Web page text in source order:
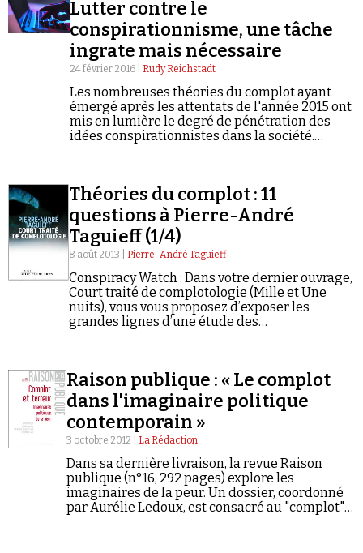
Lutter contre le
conspirationnisme, une tâche
ingrate mais nécessaire
24 février 2016 | Rudy Reichstadt
Les nombreuses théories du complot ayant
émergé après les attentats de l'année 2015 ont
mis en lumière le degré de pénétration des
idées conspirationnistes dans la société.
Théories du complot : 11
questions à Pierre-André
Taguieff (1/4)
8 août 2013 | Pierre-André Taguieff
Conspiracy Watch : Dans votre dernier ouvrage,
Court traité de complotologie (Mille et Une
nuits), vous vous proposez d’exposer les
grandes lignes d’une étude des
Raison publique : « Le complot
dans l'imaginaire politique
contemporain »
3 octobre 2012 | La Rédaction
Dans sa dernière livraison, la revue Raison
publique (n°16, 292 pages) explore les
imaginaires de la peur. Un dossier, coordonné
par Aurélie Ledoux, est consacré au "complot"